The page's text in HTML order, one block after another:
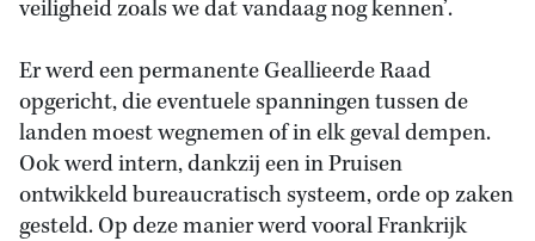
veiligheid zoals we dat vandaag nog kennen’.
Er werd een permanente Geallieerde Raad
opgericht, die eventuele spanningen tussen de
landen moest wegnemen of in elk geval dempen.
Ook werd intern, dankzij een in Pruisen
ontwikkeld bureaucratisch systeem, orde op zaken
gesteld. Op deze manier werd vooral Frankrijk